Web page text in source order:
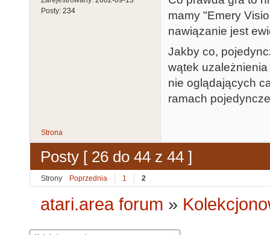
Posty: 234
mamy "Emery
nawiązanie jest
Jakby co,
wątek
nie oglądających
ramach
Strona
Posty [ 26 do 44 z 44 ]
Strony Poprzednia 1 2
atari.area forum »